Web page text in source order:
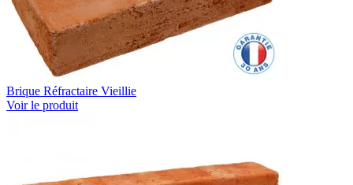
Brique Réfractaire Vieillie
Voir le produit